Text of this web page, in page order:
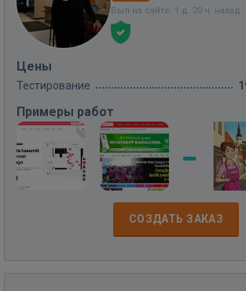
Был на сайте: 1 д. 20 ч. назад
Цены
Тестирование
Примеры работ
СОЗДАТЬ ЗАКАЗ